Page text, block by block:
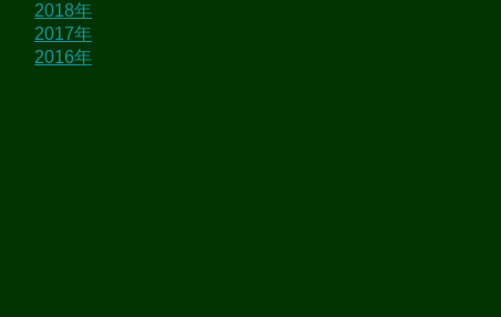
2018年
2017年
2016年